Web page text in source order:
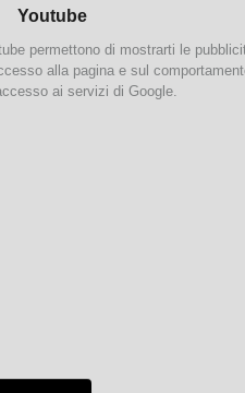
attività,
nostra
Youtube
permettono di mostrarti le
alla pagina e sul
ai servizi di Google.